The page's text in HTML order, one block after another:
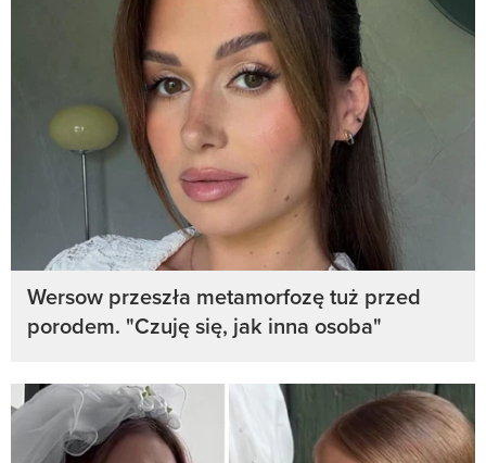
Wersow przeszła metamorfozę tuż przed
porodem. "Czuję się, jak inna osoba"